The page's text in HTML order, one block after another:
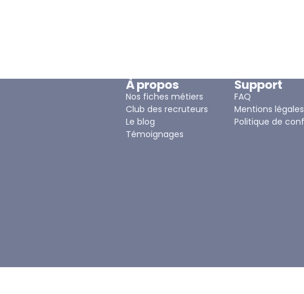
À propos
Nos fiches métiers
Club des recruteurs
Le blog
Témoignages
Support
FAQ
Mentions légales
Politique de